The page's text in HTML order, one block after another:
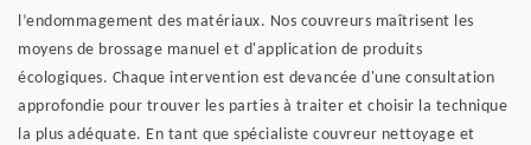
l’endommagement des matériaux. Nos couvreurs maîtrisent les
moyens de brossage manuel et d'application de produits
écologiques. Chaque intervention est devancée d'une consultation
approfondie pour trouver les parties à traiter et choisir la technique
la plus adéquate. En tant que spécialiste couvreur nettoyage et